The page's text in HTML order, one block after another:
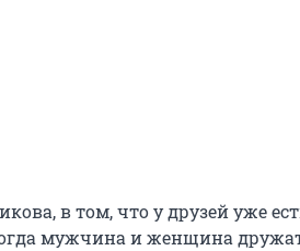
в том, что у друзей уже
мужчина и женщина